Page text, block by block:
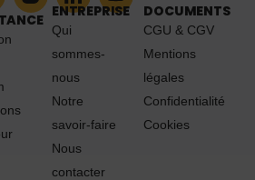
ENTREPRISE
Qui
sommes-
nous
Notre
savoir-faire
Nous
contacter
DOCUMENTS
CGU & CGV
Mentions
légales
Confidentialité
Cookies